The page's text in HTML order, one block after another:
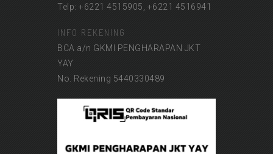
Telp: +6221 4515905, +6221 4516941
INFO REKENING
BCA a/n GKMI PENGHARAPAN JKT
YAY
No. Rekening 5440330489